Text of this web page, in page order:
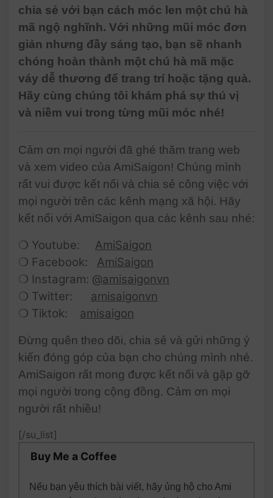
| How To Crochet Amigurumi
Animal | Step-by-Step Tutorial
| @AmiSaigon
chia sẻ với bạn cách móc len một chú hà
mã ngộ nghĩnh. Với những mũi móc đơn
giản nhưng đầy sáng tạo, bạn sẽ nhanh
chóng hoàn thành một chú hà mã mặc
váy dễ thương để trang trí hoặc tặng quà.
Hãy cùng chúng tôi khám phá sự thú vị
và niềm vui trong từng mũi móc nhé!
Cảm ơn mọi người đã ghé thăm trang web
và xem video của AmiSaigon! Chúng mình
rất vui được kết nối và chia sẻ công việc với
mọi người trên các kênh mạng xã hội. Hãy
kết nối với AmiSaigon qua các kênh sau nhé:
❍ Youtube: AmiSaigon
❍ Facebook: AmiSaigon
❍ Instagram: @amisaigonvn
❍ Twitter: amisaigonvn
❍ Tiktok: amisaigon
Đừng quên theo dõi, chia sẻ và gửi những ý
kiến đóng góp của bạn cho chúng mình nhé.
AmiSaigon rất mong được kết nối và gặp gỡ
mọi người trong cộng đồng. Cảm ơn mọi
người rất nhiều!
[/su_list]
Buy Me a Coffee
Nếu bạn yêu thích bài viết, hãy ủng hộ cho Ami